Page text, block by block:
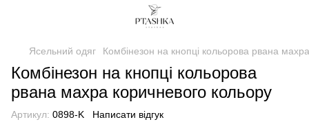
Ясельний одяг Комбінезон на кнопці кольорова рвана
Комбінезон на кнопці кольорова
рвана махра коричневого кольору
Артикул: 0898-K Написати відгук